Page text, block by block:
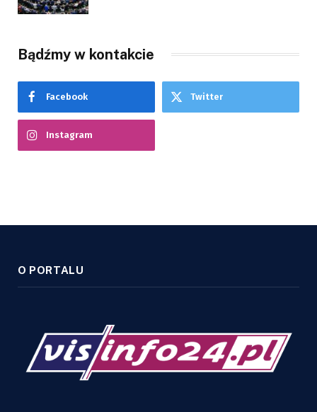
Bądźmy w kontakcie
Facebook Twitter
Instagram
O PORTALU